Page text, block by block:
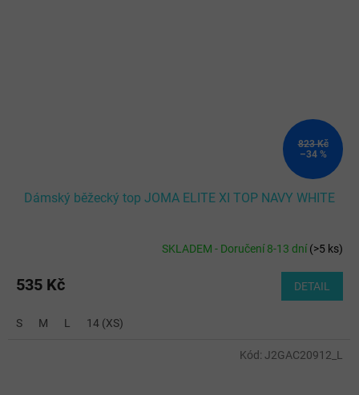
823 Kč
–34 %
Dámský běžecký top JOMA ELITE XI TOP NAVY WHITE
SKLADEM - Doručení 8-13 dní(>5 ks)
535 Kč DETAIL
S M L 14 (XS)
Kód: J2GAC20912_L